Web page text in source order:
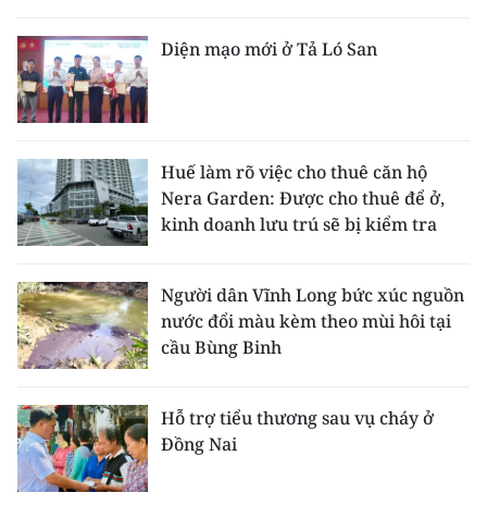
Diện mạo mới ở Tả Ló San
Huế làm rõ việc cho thuê căn hộ
Nera Garden: Được cho thuê để ở,
kinh doanh lưu trú sẽ bị kiểm tra
Người dân Vĩnh Long bức xúc nguồn
nước đổi màu kèm theo mùi hôi tại
cầu Bùng Binh
Hỗ trợ tiểu thương sau vụ cháy ở
Đồng Nai